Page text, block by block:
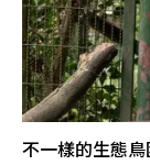
不一樣的生態